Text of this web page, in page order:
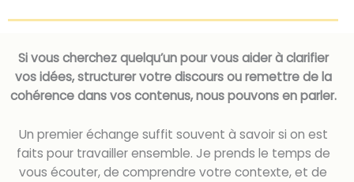
Si vous cherchez quelqu’un pour vous aider à clarifier
vos idées, structurer votre discours ou remettre de la
cohérence dans vos contenus, nous pouvons en parler.
Un premier échange suffit souvent à savoir si on est
faits pour travailler ensemble. Je prends le temps de
vous écouter, de comprendre votre contexte, et de